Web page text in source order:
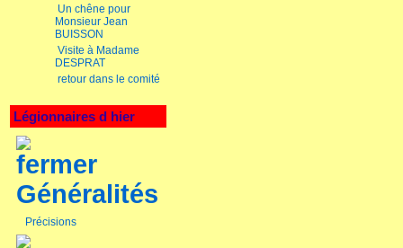
Un chêne pour
Monsieur Jean
BUISSON
Visite à Madame
DESPRAT
retour dans le comité
Légionnaires d hier
Généralités
Précisions